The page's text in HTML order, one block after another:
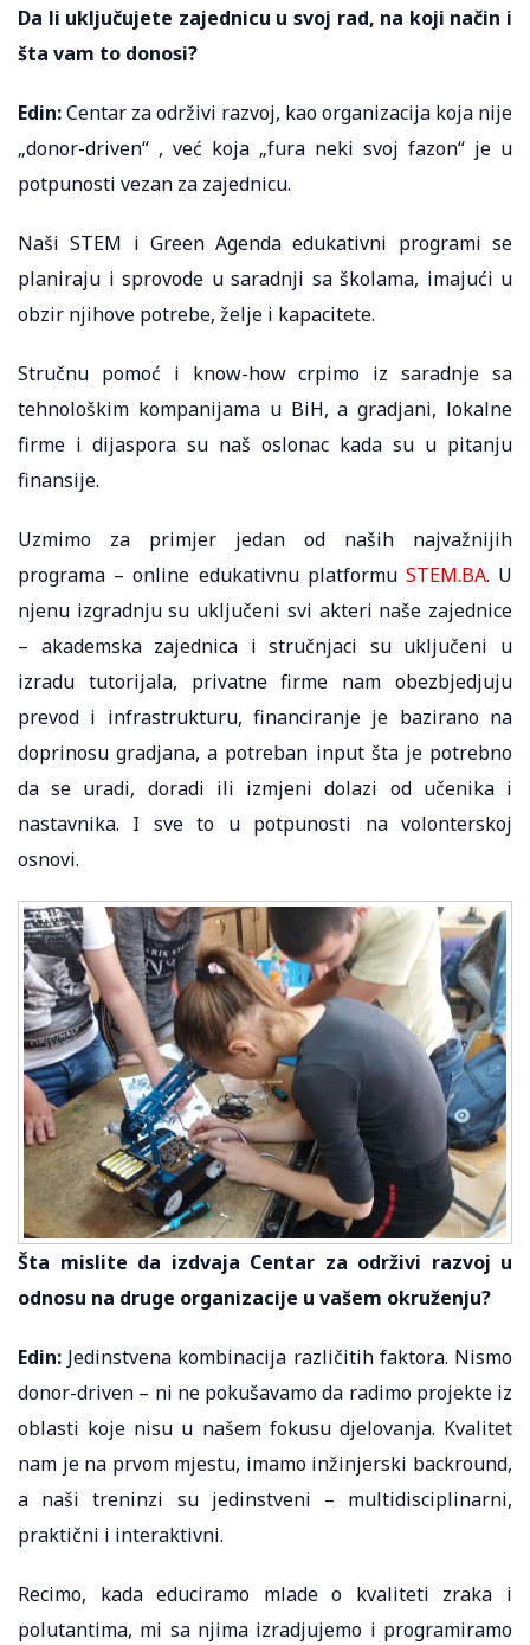
Da li uključujete zajednicu u svoj rad, na koji način i
šta vam to donosi?
Edin:Centar za održivi razvoj, kao organizacija koja nije
„donor-driven“ , već koja „fura neki svoj fazon“ je u
potpunosti vezan za zajednicu.
Naši STEM i Green Agenda edukativni programi se
planiraju i sprovode u saradnji sa školama, imajući u
obzir njihove potrebe, želje i kapacitete.
Stručnu pomoć i know-how crpimo iz saradnje sa
tehnološkim kompanijama u BiH, a gradjani, lokalne
firme i dijaspora su naš oslonac kada su u pitanju
finansije.
Uzmimo za primjer jedan od naših najvažnijih
programa – online edukativnu platformu STEM.BA. U
njenu izgradnju su uključeni svi akteri naše zajednice
– akademska zajednica i stručnjaci su uključeni u
izradu tutorijala, privatne firme nam obezbjedjuju
prevod i infrastrukturu, financiranje je bazirano na
doprinosu gradjana, a potreban input šta je potrebno
da se uradi, doradi ili izmjeni dolazi od učenika i
nastavnika. I sve to u potpunosti na volonterskoj
osnovi.
Šta mislite da izdvaja Centar za održivi razvoj u
odnosu na druge organizacije u vašem okruženju?
Edin: Jedinstvena kombinacija različitih faktora. Nismo
donor-driven – ni ne pokušavamo da radimo projekte iz
oblasti koje nisu u našem fokusu djelovanja. Kvalitet
nam je na prvom mjestu, imamo inžinjerski backround,
a naši treninzi su jedinstveni – multidisciplinarni,
praktični i interaktivni.
Recimo, kada educiramo mlade o kvaliteti zraka i
polutantima, mi sa njima izradjujemo i programiramo